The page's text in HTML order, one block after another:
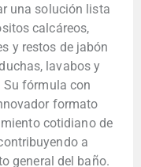
una solución lista
calcáreos,
y restos de jabón
lavabos y
Su fórmula con
formato
cotidiano de
a
general del baño.